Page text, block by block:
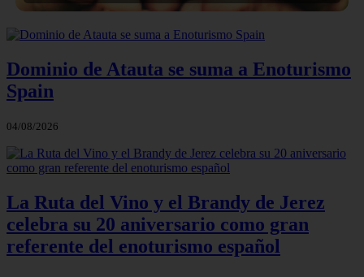
Dominio de Atauta se suma a Enoturismo
Spain
04/08/2026
La Ruta del Vino y el Brandy de Jerez
celebra su 20 aniversario como gran
referente del enoturismo español